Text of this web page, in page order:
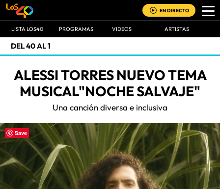
EN DIRECTO
LISTA LOS40 PROGRAMAS VIDEOS ARTISTAS
DEL 40 AL 1
ALESSI TORRES NUEVO TEMA
MUSICAL"NOCHE SALVAJE"
Una canción diversa e inclusiva
Save